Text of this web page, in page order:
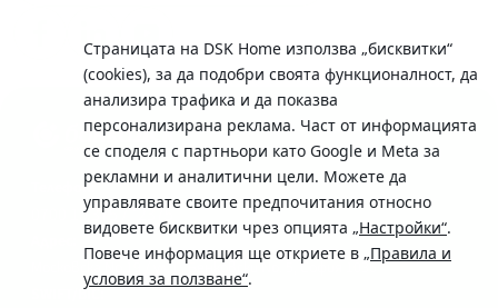
Страницата на DSK Home използва „бисквитки“
(cookies), за да подобри своята функционалност, да
анализира трафика и да показва
персонализирана реклама. Част от информацията
се споделя с партньори като Google и Meta за
рекламни и аналитични цели. Можете да
управлявате своите предпочитания относно
видовете бисквитки чрез опцията „Настройки“.
Повече информация ще откриете в „Правила и
условия за ползване“.
Телефон:
0700 10 375 / *2375
Московска No.19 / ул. Г. Бенковски No. 5, София 1036
SWIFT/BIC: